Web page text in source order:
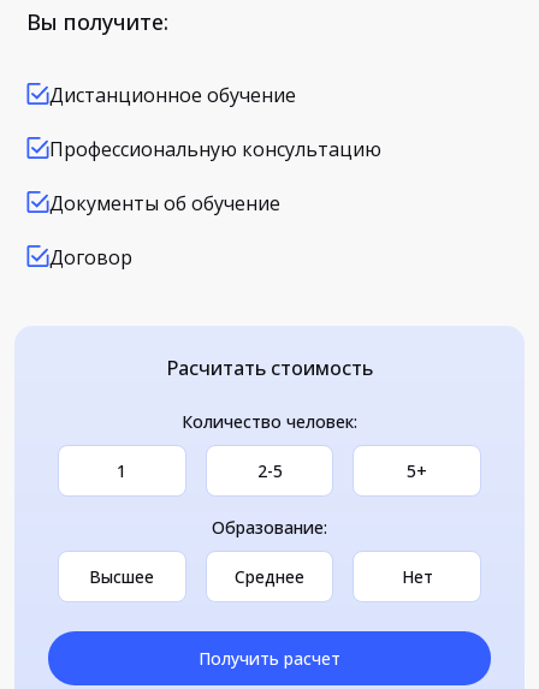
Вы получите:
Дистанционное обучение
Профессиональную консультацию
Документы об обучение
Договор
Расчитать стоимость
Количество человек:
1 2-5 5+
Образование:
Высшее Среднее Нет
Получить расчет